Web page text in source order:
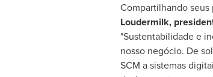
Compartilhando
Loudermilk,
"Sustentabilidade e
nosso negócio. De
SCM a sistemas